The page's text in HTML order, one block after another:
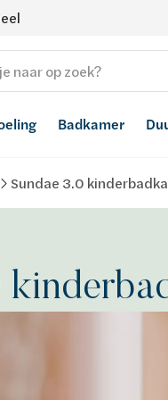
Badkamer
Sundae 3.0